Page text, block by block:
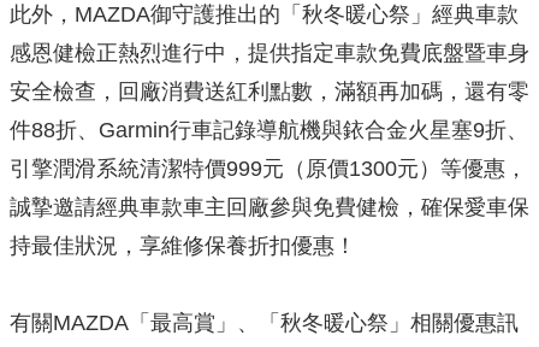
此外，MAZDA御守護推出的「秋冬暖心祭」經典車款
感恩健檢正熱烈進行中，提供指定車款免費底盤暨車身
安全檢查，回廠消費送紅利點數，滿額再加碼，還有零
件88折、Garmin行車記錄導航機與銥合金火星塞9折、
引擎潤滑系統清潔特價999元（原價1300元）等優惠，
誠摯邀請經典車款車主回廠參與免費健檢，確保愛車保
持最佳狀況，享維修保養折扣優惠！
有關MAZDA「最高賞」、「秋冬暖心祭」相關優惠訊